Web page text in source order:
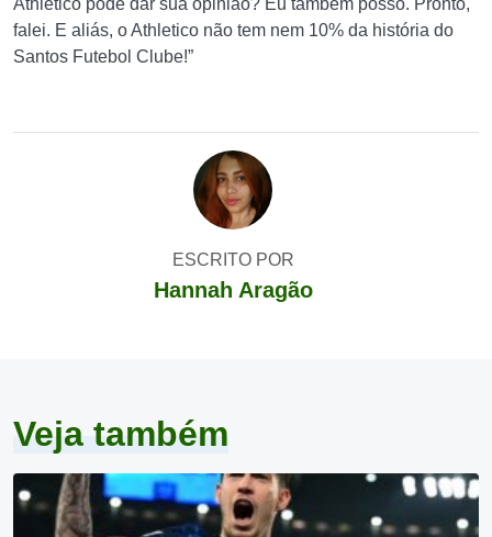
Athletico pode dar sua opinião? Eu também posso. Pronto,
falei. E aliás, o Athletico não tem nem 10% da história do
Santos Futebol Clube!”
ESCRITO POR
Hannah Aragão
Veja também